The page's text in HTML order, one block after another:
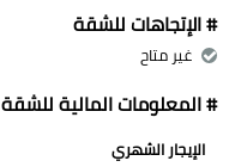
# الإتجاهات للشقة
غير متاح
# المعلومات المالية للشقة
الإيجار الشهري